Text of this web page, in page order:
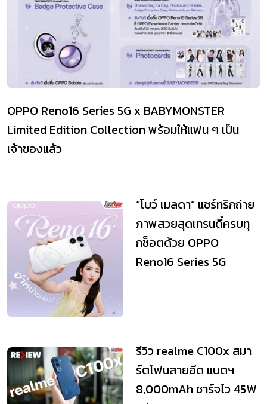
OPPO Reno16 Series 5G x BABYMONSTER
Limited Edition Collection พร้อมให้แฟน ๆ เป็น
เจ้าของแล้ว
“โบว์ เมลดา” แชร์ทริกถ่าย
ภาพสวยสุดเทรนดี้ครบทุ
กช็อตด้วย OPPO
Reno16 Series 5G
รีวิว realme C100x สมา
ร์ตโฟนสายอึด แบตฯ
8,000mAh ชาร์จไว 45W